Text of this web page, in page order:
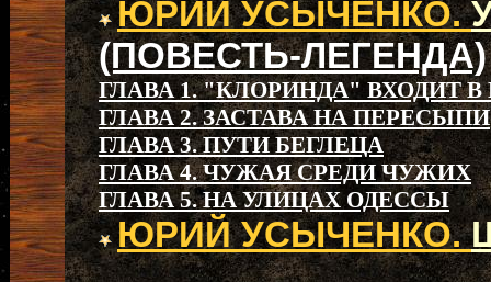
ЮРИЙ УСЫЧЕНКО.
(ПОВЕСТЬ-ЛЕГЕНДА)
ГЛАВА 1. "КЛОРИНДА" ВХОДИТ В
ГЛАВА 2. ЗАСТАВА НА ПЕРЕСЫПИ
ГЛАВА 3. ПУТИ БЕГЛЕЦА
ГЛАВА 4. ЧУЖАЯ СРЕДИ ЧУЖИХ
ГЛАВА 5. НА УЛИЦАХ ОДЕССЫ
ЮРИЙ УСЫЧЕНКО.